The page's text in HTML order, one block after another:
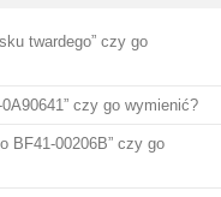
twardego” czy go
czy go wymienić?
BF41-00206B” czy go